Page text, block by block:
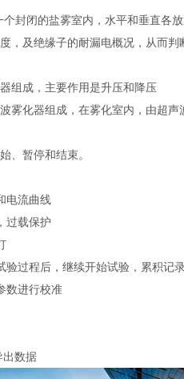
个封闭的盐雾室内，水平和垂直各
，及绝缘子的耐漏电概况，从而判
组成，主要作用是升压和降压
雾化器组成，在雾化室内，由超
、暂停和结束。
电流曲线
过载保护
过程后，继续开始试验，累积记
数进行校准
出数据